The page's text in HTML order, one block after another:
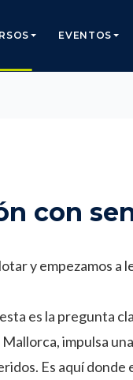
EVENTOS
con
y empezamos a
es la pregunta
impulsa
Es aquí